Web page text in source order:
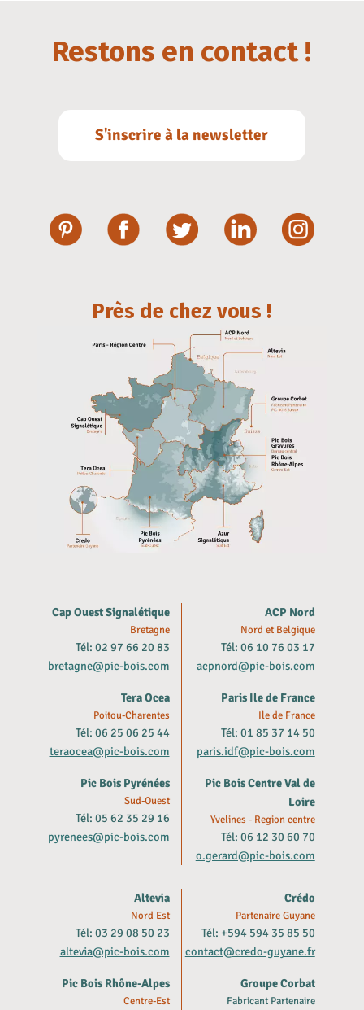
Restons en contact !
S'inscrire à la newsletter
Près de chez vous !
Cap Ouest Signalétique
Bretagne
Tél: 02 97 66 20 83
bretagne@pic-bois.com
Tera Ocea
Poitou-Charentes
Tél: 06 25 06 25 44
teraocea@pic-bois.com
Pic Bois Pyrénées
Sud-Ouest
Tél: 05 62 35 29 16
pyrenees@pic-bois.com
ACP Nord
Nord et Belgique
Tél: 06 10 76 03 17
acpnord@pic-bois.com
Paris Ile de France
Ile de France
Tél: 01 85 37 14 50
paris.idf@pic-bois.com
Pic Bois Centre Val de
Loire
Yvelines - Region centre
Tél: 06 12 30 60 70
o.gerard@pic-bois.com
Altevia
Nord Est
Tél: 03 29 08 50 23
altevia@pic-bois.com
Pic Bois Rhône-Alpes
Centre-Est
Crédo
Partenaire Guyane
Tél: +594 594 35 85 50
contact@credo-guyane.fr
Groupe Corbat
Fabricant Partenaire